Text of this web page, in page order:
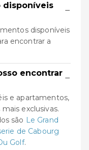
disponíveis
−
disponíveis
encontrar a
encontrar −
e apartamentos,
exclusivas.
são Le Grand
de Cabourg
Golf.